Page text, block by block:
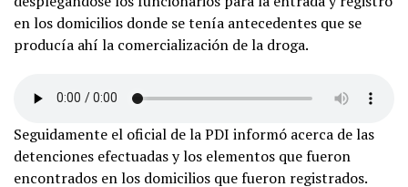
en los domicilios donde se tenía antecedentes que se
producía ahí la comercialización de la droga.
Seguidamente el oficial de la PDI informó acerca de las
detenciones efectuadas y los elementos que fueron
encontrados en los domicilios que fueron registrados.